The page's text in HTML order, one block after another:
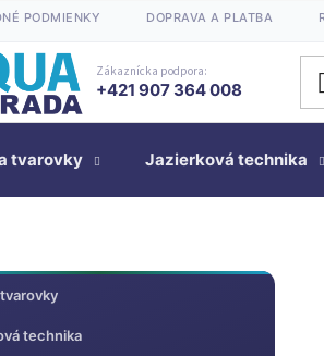
PODMIENKY DOPRAVA A PLATBA
Zákaznícka podpora:
+421 907 364 008
tvarovky Jazierková technika
technika